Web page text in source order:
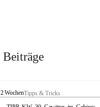
WochenTipps & Tricks